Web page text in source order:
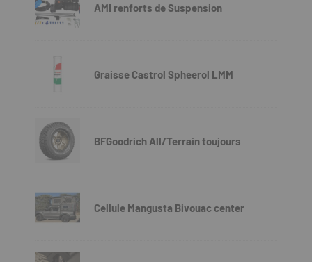
AMI renforts de Suspension
Graisse Castrol Spheerol LMM
BFGoodrich All/Terrain toujours
Cellule Mangusta Bivouac center